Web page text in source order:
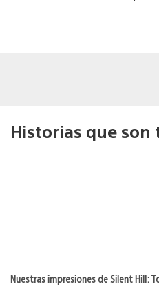
Historias que son
Nuestras impresiones de Silent Hill: